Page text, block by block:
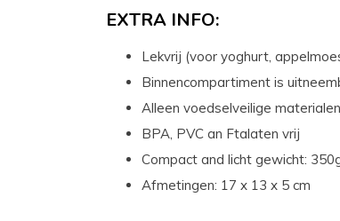
EXTRA INFO:
Lekvrij (voor yoghurt,
Binnencompartiment is
Alleen voedselveilige
BPA, PVC an Ftalaten vrij
Compact and licht gewicht:
Afmetingen: 17 x 13 x 5 cm